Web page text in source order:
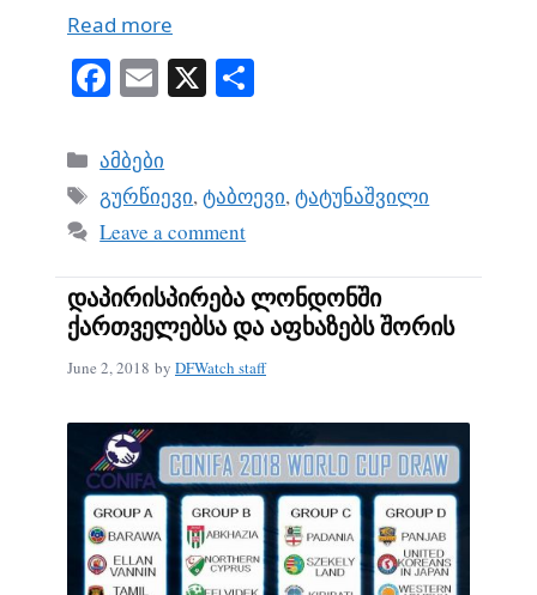
Read more
Fa
bo
ok
E
ail
X
Categories
ამბები
Tags
გურწიევი,ტაბოევი,ტატუნაშვილი
Leave a comment
დაპირისპირება ლონდონში
ქართველებსა და აფხაზებს შორის
June 2, 2018 by DFWatch staff